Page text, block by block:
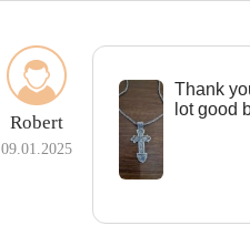
Robert
09.01.2025
Тhank
lot good